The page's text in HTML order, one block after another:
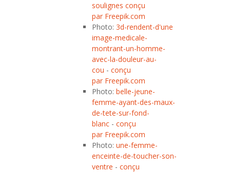
soulignes conçu
par Freepik.com
Photo: 3d-rendent-d'une
image-medicale-
montrant-un-homme-
avec-la-douleur-au-
cou - conçu
par Freepik.com
Photo: belle-jeune-
femme-ayant-des-maux-
de-tete-sur-fond-
blanc - conçu
par Freepik.com
Photo: une-femme-
enceinte-de-toucher-son-
ventre - conçu